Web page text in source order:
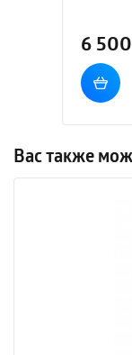
6 500
Вас также